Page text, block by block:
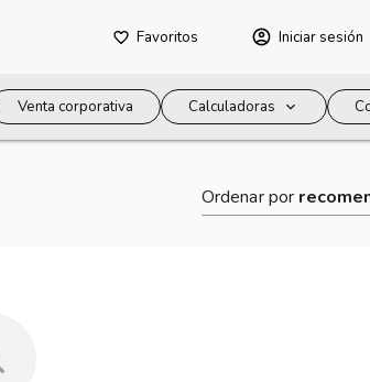
Favoritos Iniciar sesión
Venta corporativa Calculadoras
Ordenar por